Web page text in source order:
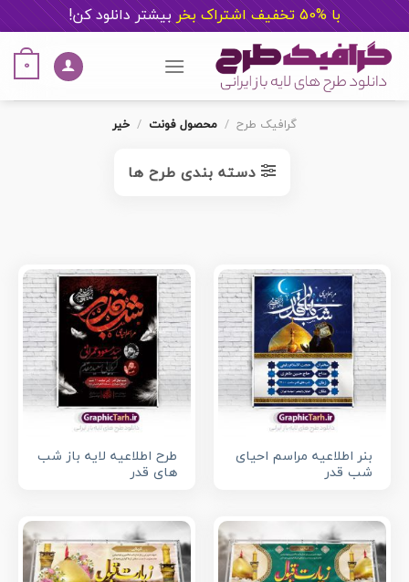
با %50 تخفیف اشتراک بخر بیشتر دانلود کن!
content
0
گرافیک طرح / محصول فونت / خیر
دسته بندی طرح ها
بنر اطلاعیه مراسم احیای
شب قدر
طرح اطلاعیه لایه باز شب
های قدر